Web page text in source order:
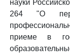
науки
264 "О
приеме в